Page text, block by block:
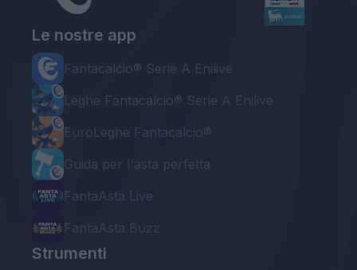
Le nostre app
Fantacalcio® Serie A Enilive
Leghe Fantacalcio® Serie A Enilive
EuroLeghe Fantacalcio®
Guida per l'asta perfetta
FantaAsta Live
FantaAsta Buzz
Strumenti